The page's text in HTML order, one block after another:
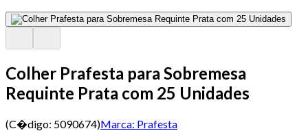
Colher Prafesta para Sobremesa
Requinte Prata com 25 Unidades
(C�digo: 5090674)Marca: Prafesta